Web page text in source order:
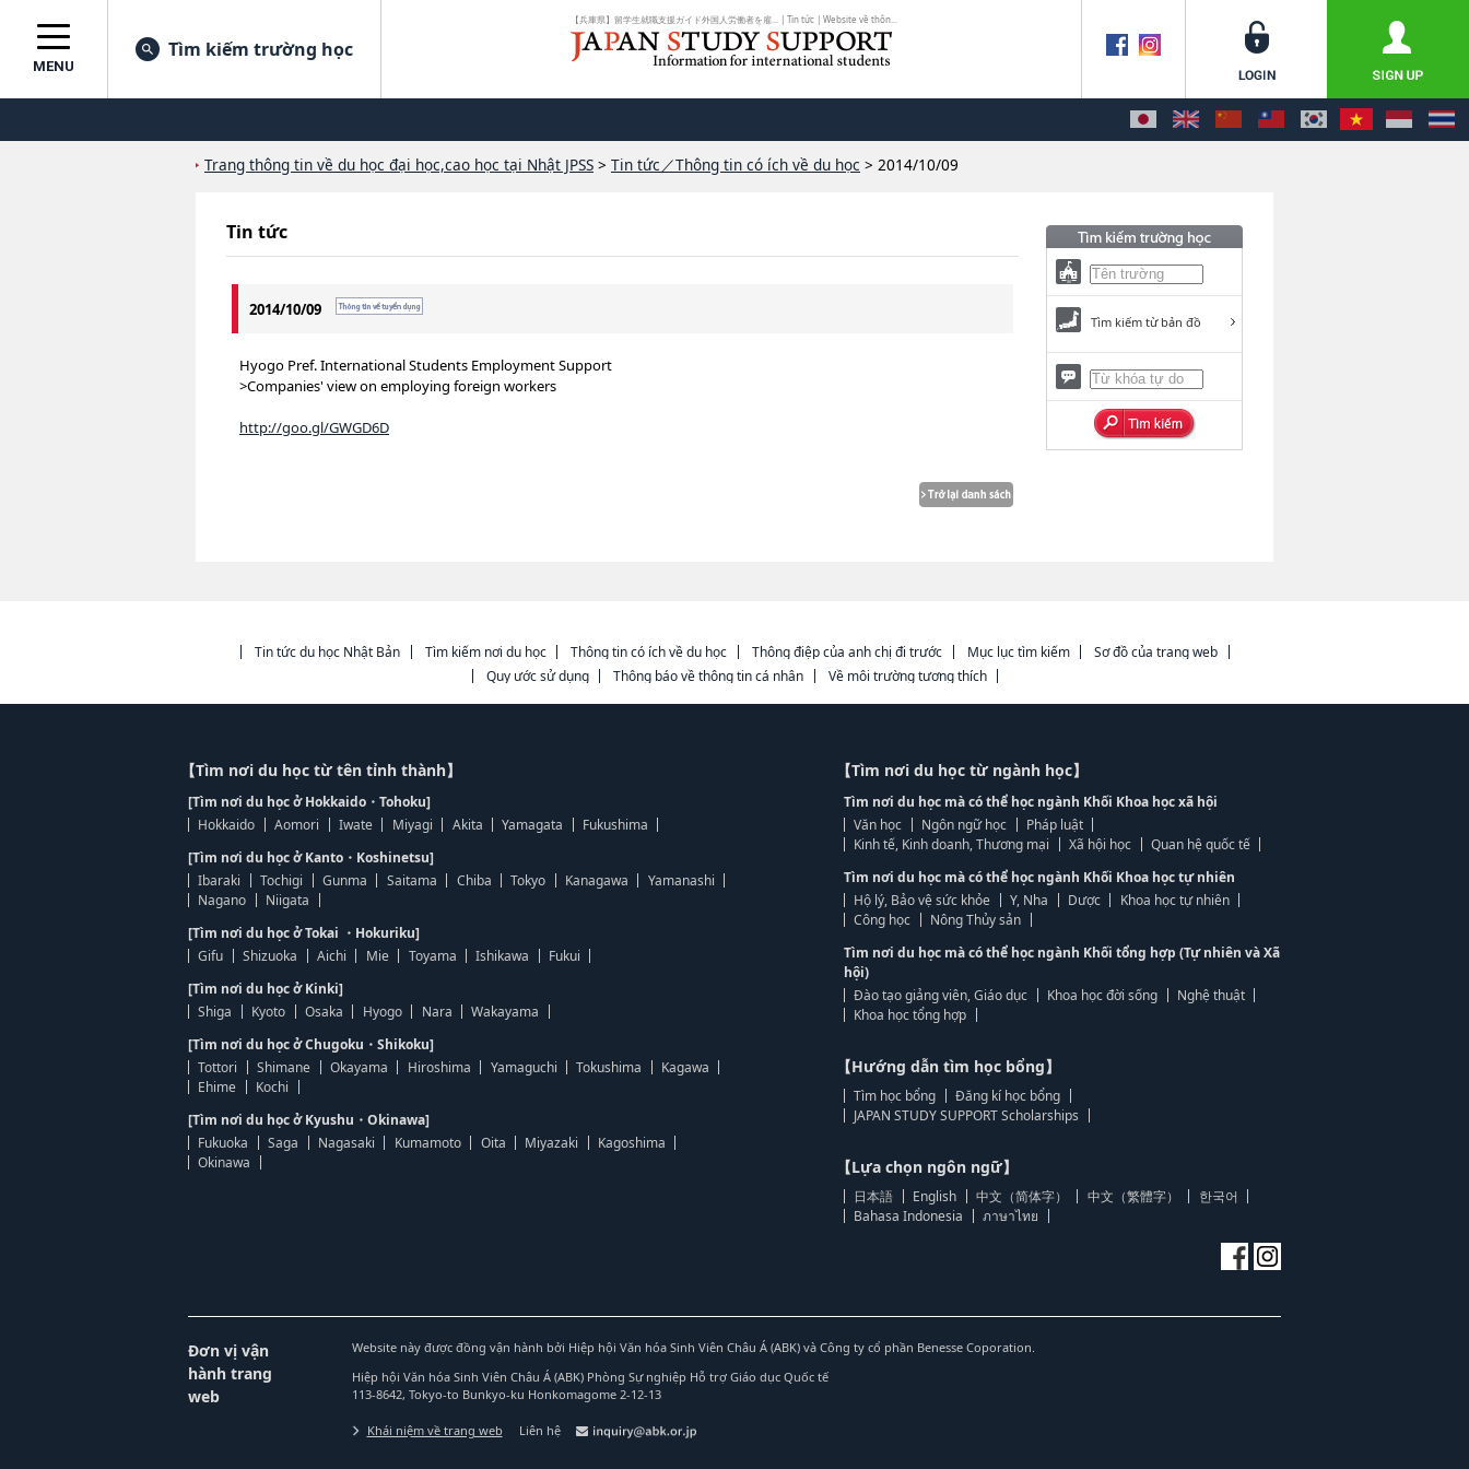
【兵庫県】留学生就職支援ガイド外国人労働者を雇... | Tin tức | Website về thôn...
MENU
Tìm kiếm trường học
Trang thông tin về du học đại học,cao học tại Nhật JPSS > Tin tức／Thông tin có ích về du học > 2014/10/09
Tin tức
2014/10/09
Hyogo Pref. International Students Employment Support
>Companies' view on employing foreign workers
http://goo.gl/GWGD6D
Tìm kiếm từ bản đồ
Tin tức du học Nhật Bản Tìm kiếm nơi du học Thông tin có ích về du học Thông điệp của anh chị đi trước Mục lục tìm kiếm
Sơ đồ của trang web
Quy ước sử dụng
Thông báo về thông tin cá nhân Về môi trường tương thích
【Tìm nơi du học từ tên tỉnh thành】
[Tìm nơi du học ở Hokkaido・Tohoku]
Hokkaido
Aomori Iwate Miyagi Akita Yamagata
Fukushima
[Tìm nơi du học ở Kanto・Koshinetsu]
Ibaraki
Tochigi Gunma Saitama Chiba Tokyo Kanagawa
Yamanashi
Nagano
Niigata
[Tìm nơi du học ở Tokai ・Hokuriku]
Gifu
Shizuoka Aichi Mie Toyama Ishikawa
Fukui
[Tìm nơi du học ở Kinki]
Shiga
Kyoto Osaka Hyogo Nara
Wakayama
[Tìm nơi du học ở Chugoku・Shikoku]
Tottori
Shimane Okayama Hiroshima Yamaguchi Tokushima
Kagawa
Ehime
Kochi
[Tìm nơi du học ở Kyushu・Okinawa]
Fukuoka
Saga Nagasaki Kumamoto Oita Miyazaki
Kagoshima
Okinawa
【Tìm nơi du học từ ngành học】
Tìm nơi du học mà có thể học ngành Khối Khoa học xã hội
Văn học
Ngôn ngữ học
Pháp luật
Kinh tế, Kinh doanh, Thương mại
Xã hội học
Quan hệ quốc tế
Tìm nơi du học mà có thể học ngành Khối Khoa học tự nhiên
Hộ lý, Bảo vệ sức khỏe
Y, Nha Dược
Khoa học tự nhiên
Công học
Nông Thủy sản
Tìm nơi du học mà có thể học ngành Khối tổng hợp (Tự nhiên và Xã
hội)
Đào tạo giảng viên, Giáo dục
Khoa học đời sống
Nghệ thuật
Khoa học tổng hợp
【Hướng dẫn tìm học bổng】
Tìm học bổng
Đăng kí học bổng
JAPAN STUDY SUPPORT Scholarships
【Lựa chọn ngôn ngữ】
日本語 English 中文（简体字） 中文（繁體字）
한국어
Bahasa Indonesia
ภาษาไทย
Đơn vị vận
hành trang
web
Website này được đồng vận hành bởi Hiệp hội Văn hóa Sinh Viên Châu Á (ABK) và Công ty cổ phần Benesse Coporation.
Hiệp hội Văn hóa Sinh Viên Châu Á (ABK) Phòng Sự nghiệp Hỗ trợ Giáo dục Quốc tế
113-8642, Tokyo-to Bunkyo-ku Honkomagome 2-12-13
Khái niệm về trang web Liên hệ